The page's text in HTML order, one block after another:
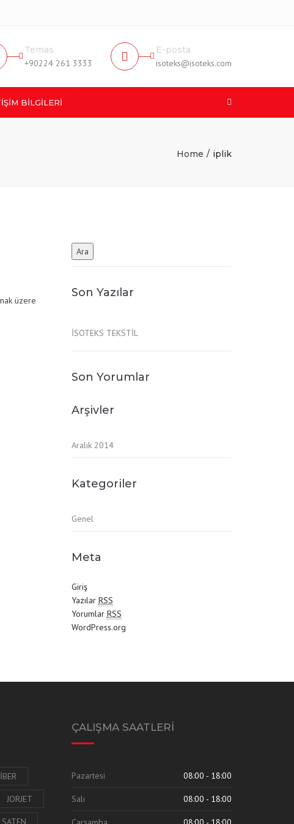
Temas
+90224 261 3333
E-posta
isoteks@isoteks.com
BILGILERI
Home iplik
üzere
Son Yazılar
İSOTEKS TEKSTİL
Son Yorumlar
Arşivler
Aralık 2014
Kategoriler
Genel
Meta
Giriş
Yazılar RSS
Yorumlar RSS
WordPress.org
JORJET
SATEN
ÇALIŞMA SAATLERİ
Pazartesi 08:00 - 18:00
Salı 08:00 - 18:00